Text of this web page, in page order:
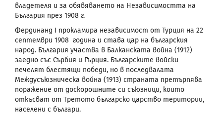
владетеля и за обявяването на Независимостта на
България през 1908 г.
Фердинанд I прокламира независимост от Турция на 22
септември 1908 година и става цар на българския
народ. България участва в Балканската война (1912)
заедно със Сърбия и Гърция. Българските войски
печелят блестящи победи, но в последвалата
Междусъюзническа война (1913) страната претърпява
поражение от доскорошните си съюзници, които
откъсват от Третото българско царство територии,
населени с българи.